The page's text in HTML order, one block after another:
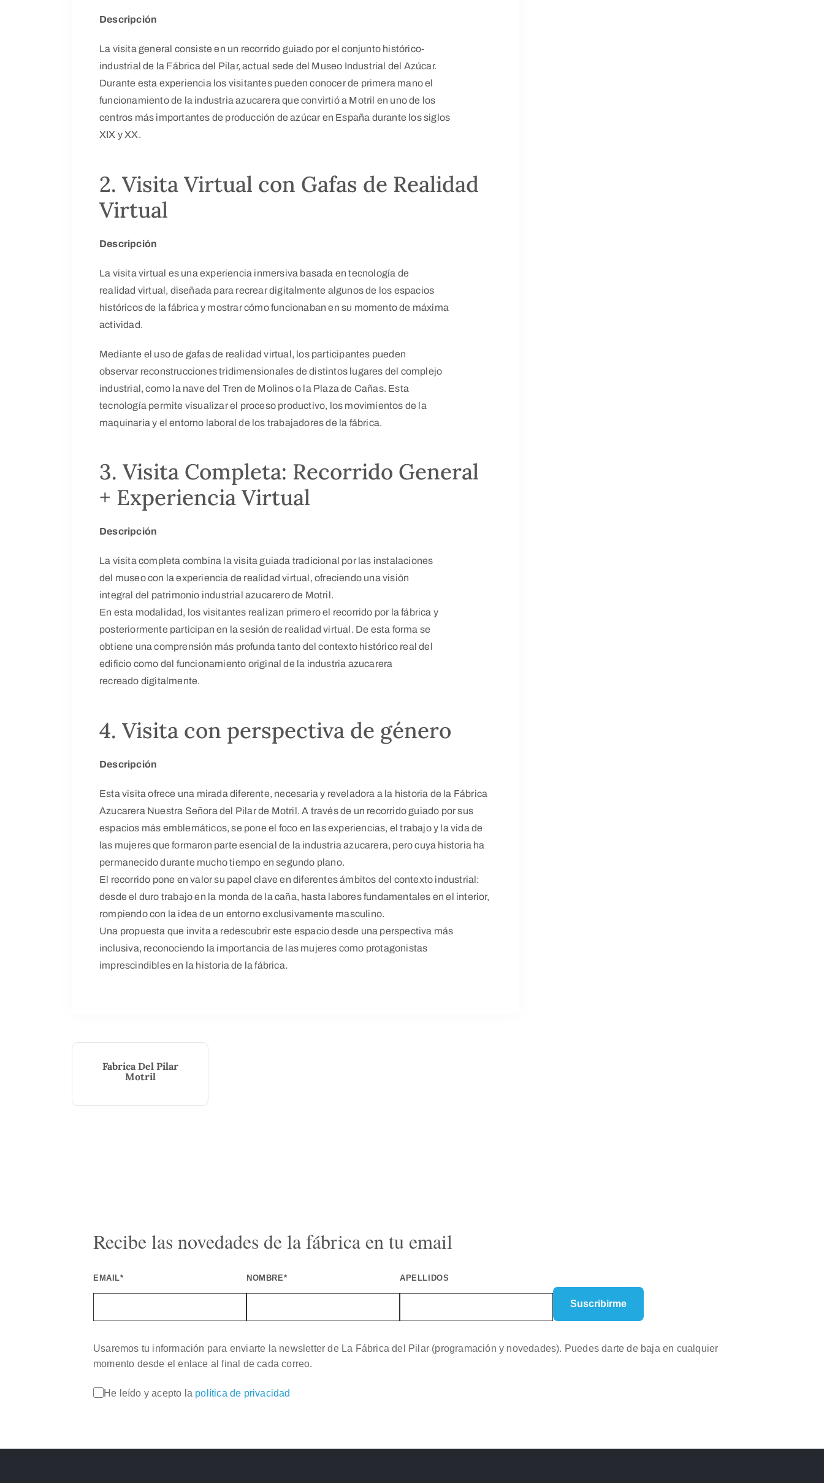
Descripción
La visita general consiste en un recorrido guiado por el conjunto histórico-
industrial de la Fábrica del Pilar, actual sede del Museo Industrial del Azúcar.
Durante esta experiencia los visitantes pueden conocer de primera mano el
funcionamiento de la industria azucarera que convirtió a Motril en uno de los
centros más importantes de producción de azúcar en España durante los siglos
XIX y XX.
2. Visita Virtual con Gafas de Realidad
Virtual
Descripción
La visita virtual es una experiencia inmersiva basada en tecnología de
realidad virtual, diseñada para recrear digitalmente algunos de los espacios
históricos de la fábrica y mostrar cómo funcionaban en su momento de máxima
actividad.
Mediante el uso de gafas de realidad virtual, los participantes pueden
observar reconstrucciones tridimensionales de distintos lugares del complejo
industrial, como la nave del Tren de Molinos o la Plaza de Cañas. Esta
tecnología permite visualizar el proceso productivo, los movimientos de la
maquinaria y el entorno laboral de los trabajadores de la fábrica.
3. Visita Completa: Recorrido General
+ Experiencia Virtual
Descripción
La visita completa combina la visita guiada tradicional por las instalaciones
del museo con la experiencia de realidad virtual, ofreciendo una visión
integral del patrimonio industrial azucarero de Motril.
En esta modalidad, los visitantes realizan primero el recorrido por la fábrica y
posteriormente participan en la sesión de realidad virtual. De esta forma se
obtiene una comprensión más profunda tanto del contexto histórico real del
edificio como del funcionamiento original de la industria azucarera
recreado digitalmente.
4. Visita con perspectiva de género
Descripción
Esta visita ofrece una mirada diferente, necesaria y reveladora a la historia de la Fábrica
Azucarera Nuestra Señora del Pilar de Motril. A través de un recorrido guiado por sus
espacios más emblemáticos, se pone el foco en las experiencias, el trabajo y la vida de
las mujeres que formaron parte esencial de la industria azucarera, pero cuya historia ha
permanecido durante mucho tiempo en segundo plano.
El recorrido pone en valor su papel clave en diferentes ámbitos del contexto industrial:
desde el duro trabajo en la monda de la caña, hasta labores fundamentales en el interior,
rompiendo con la idea de un entorno exclusivamente masculino.
Una propuesta que invita a redescubrir este espacio desde una perspectiva más
inclusiva, reconociendo la importancia de las mujeres como protagonistas
imprescindibles en la historia de la fábrica.
Fabrica Del Pilar
Motril
Recibe las novedades de la fábrica en tu email
EMAIL* NOMBRE* APELLIDOS
Usaremos tu información para enviarte la newsletter de La Fábrica del Pilar (programación y novedades). Puedes darte de baja en cualquier
momento desde el enlace al final de cada correo.
He leído y acepto la política de privacidad